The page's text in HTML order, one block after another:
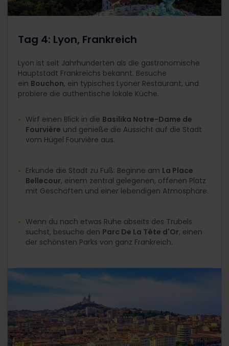
Tag 4: Lyon, Frankreich
Lyon ist seit Jahrhunderten als die gastronomische
Hauptstadt Frankreichs bekannt. Besuche
ein Bouchon, ein typisches Lyoner Restaurant, und
probiere die authentische lokale Küche.
Wirf einen Blick in die Basilika Notre-Dame de
Fourvière und genieße die Aussicht auf die Stadt
vom Hügel Fourvière aus.
Erkunde die Stadt zu Fuß: Beginne am La Place
Bellecour, einem zentral gelegenen, offenen Platz
mit Geschäften und einer lebendigen Atmosphäre.
Wenn du nach etwas Ruhe abseits des Trubels
suchst, besuche den Parc De La Tête d'Or, einen
der schönsten Parks von ganz Frankreich.